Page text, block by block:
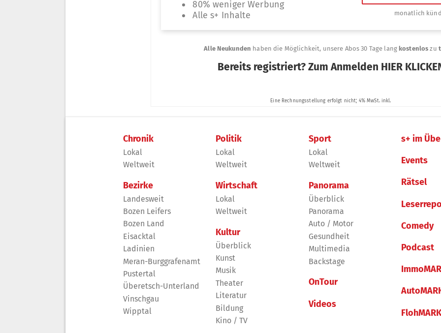
Chronik
Lokal
Weltweit
Bezirke
Landesweit
Bozen Leifers
Bozen Land
Eisacktal
Ladinien
Meran-Burggrafenamt
Pustertal
Überetsch-Unterland
Vinschgau
Wipptal
Politik
Lokal
Weltweit
Wirtschaft
Lokal
Weltweit
Kultur
Überblick
Kunst
Musik
Theater
Literatur
Bildung
Kino / TV
Sport
Lokal
Weltweit
Panorama
Überblick
Panorama
Auto / Motor
Gesundheit
Multimedia
Backstage
OnTour
Videos
s+ im
Events
Rätsel
Comedy
Podcast